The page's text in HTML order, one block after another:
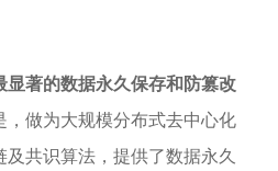
显著的数据永久保存和防篡改
，做为大规模分布式去中心化
共识算法，提供了数据永久